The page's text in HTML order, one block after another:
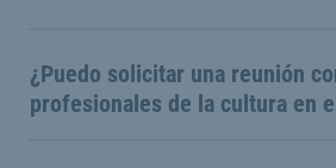
¿Puedo solicitar una reunión
profesionales de la cultura en